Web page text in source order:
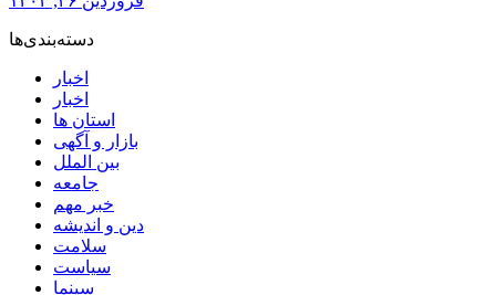
دسته‌بندی‌ها
اخبار
اخبار
استان ها
بازار و آگهی
بین الملل
جامعه
خبر مهم
دین و اندیشه
سلامت
سیاست
سینما